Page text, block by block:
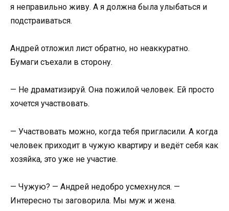
я неправильно живу. А я должна была улыбаться и
подстраиваться.
Андрей отложил лист обратно, но неаккуратно.
Бумаги съехали в сторону.
— Не драматизируй. Она пожилой человек. Ей просто
хочется участвовать.
— Участвовать можно, когда тебя пригласили. А когда
человек приходит в чужую квартиру и ведёт себя как
хозяйка, это уже не участие.
— Чужую? — Андрей недобро усмехнулся. —
Интересно ты заговорила. Мы муж и жена.